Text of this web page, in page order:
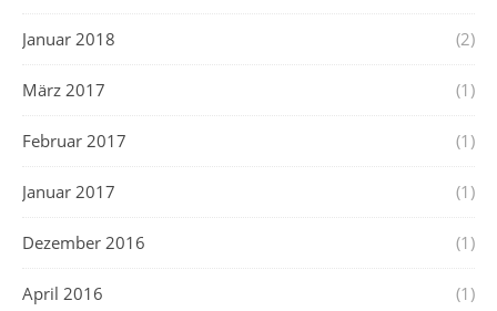
Januar 2018 (2)
März 2017 (1)
Februar 2017 (1)
Januar 2017 (1)
Dezember 2016 (1)
April 2016 (1)